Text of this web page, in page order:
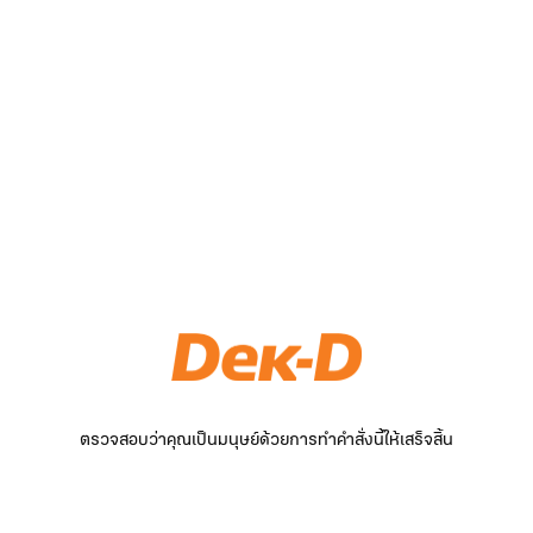
ตรวจสอบว่าคุณเป็นมนุษย์ด้วยการทำคำสั่งนี้ให้เสร็จสิ้น